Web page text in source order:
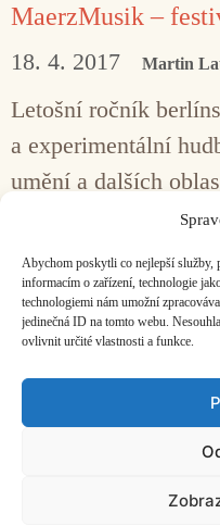
Abychom poskytli co nejlepší služby,
informacím o zařízení, technologie
technologiemi nám umožní
jedinečná ID na tomto webu.
ovlivnit určité vlastnosti a funkce.
MaerzMusik –
18. 4. 2017 Martin
Letošní ročník
a experimentální
umění a dalších
s podtitulem
jiné za cíl
souvislostí dnešního
ČASOPIS O JINÉ HUDBĚ |